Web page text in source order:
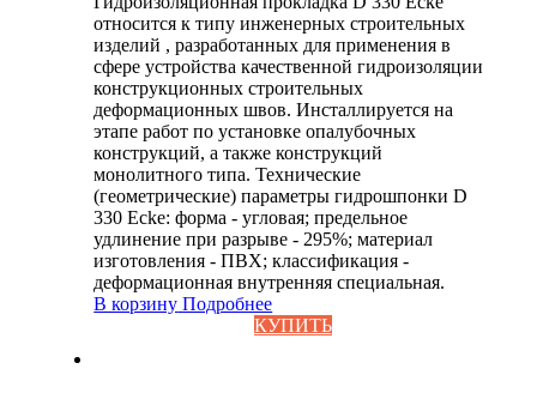
относится к типу инженерных строительных
изделий , разработанных для применения в
сфере устройства качественной гидроизоляции
конструкционных строительных
деформационных швов. Инсталлируется на
этапе работ по установке опалубочных
конструкций, а также конструкций
монолитного типа. Технические
(геометрические) параметры гидрошпонки D
330 Ecke: форма - угловая; предельное
удлинение при разрыве - 295%; материал
изготовления - ПВХ; классификация -
деформационная внутренняя специальная.
В корзину Подробнее
КУПИТЬ